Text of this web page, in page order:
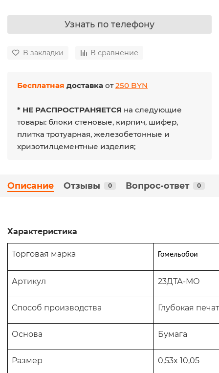
Узнать по телефону
В закладки В сравнение
Бесплатная доставка от250 BYN
* НЕ РАСПРОСТРАНЯЕТСЯ на следующие
товары: блоки стеновые, кирпич, шифер,
плитка тротуарная, железобетонные и
хризотилцементные изделия;
Описание Отзывы 0 Вопрос-ответ 0
Характеристика
Торговая марка Гомельобои
Артикул 23ДТА-МО
Способ производства Глубокая
Основа Бумага
Размер 0,53x 10,05